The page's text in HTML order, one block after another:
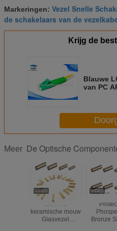
Markeringen: Vezel Snelle
de schakelaars van de
Krijg de
Blauwe
van PC
Meer De Optische
alumina
keramische mouw
Glasvezel
Bronze